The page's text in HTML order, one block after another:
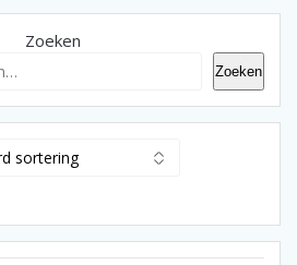
Zoeken
Zoeken